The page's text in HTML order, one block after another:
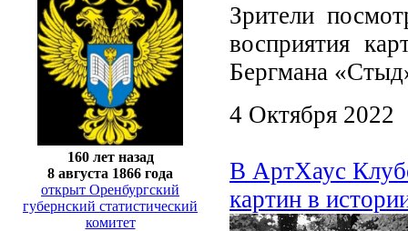
160 лет назад
8 августа 1866 года
открыт Оренбургский
губернский статистический
комитет
Зрители
восприятия
Бергмана
4 Октября 2022
В АртХаус
картин в